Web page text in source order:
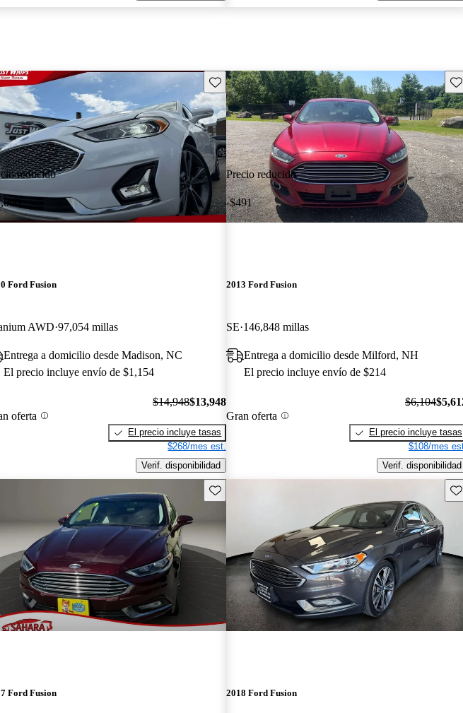
Aviso
reducido
Guarda este Aviso
Ford Fusion
AWD 97,054 millas
Entrega a domicilio desde Madison, NC
El precio incluye envío de $1,154
oferta
$14,948$13,948
El precio incluye tasas
$268/mes est.
Verif. disponibilidad
Precio reducido
-$491
2013 Ford Fusion
SE 146,848 millas
Entrega a domicilio desde Milford, NH
El precio incluye envío de $214
Gran oferta
$6,104
El precio incluye tasas
$108/mes
Verif. disponibilidad
Aviso Guarda este Aviso
Ford Fusion 2018 Ford Fusion